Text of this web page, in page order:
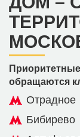
обращаются
Отрадное
Бибирево